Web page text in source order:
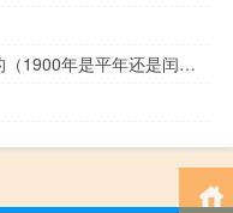
1900年是平年还是闰年怎么算出来的（1900年是平年还是闰年）